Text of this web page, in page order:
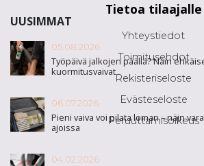
UUSIMMAT
05.08.2026
Työpäivä jalkojen päällä? Näin
kuormitusvaivat
06.07.2026
Pieni vaiva voi pilata loman – näin
ajoissa
04.02.2026
Tietoa tilaajalle
Yhteystiedot
Toimitusehdot
Rekisteriseloste
Evästeseloste
Peruuttamisoikeus